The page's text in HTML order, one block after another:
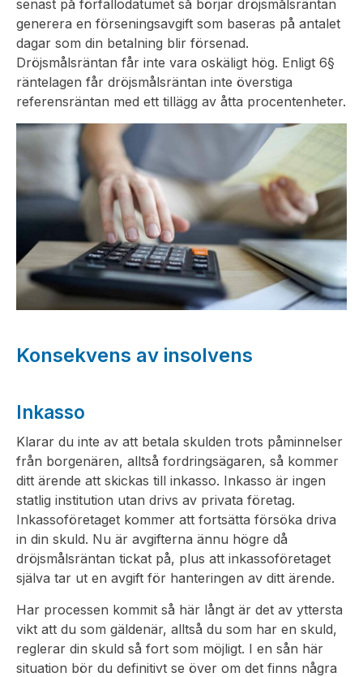
senast på förfallodatumet så börjar dröjsmålsräntan
generera en förseningsavgift som baseras på antalet
dagar som din betalning blir försenad.
Dröjsmålsräntan får inte vara oskäligt hög. Enligt 6§
räntelagen får dröjsmålsräntan inte överstiga
referensräntan med ett tillägg av åtta procentenheter.
Konsekvens av insolvens
Inkasso
Klarar du inte av att betala skulden trots påminnelser
från borgenären, alltså fordringsägaren, så kommer
ditt ärende att skickas till inkasso. Inkasso är ingen
statlig institution utan drivs av privata företag.
Inkassoföretaget kommer att fortsätta försöka driva
in din skuld. Nu är avgifterna ännu högre då
dröjsmålsräntan tickat på, plus att inkassoföretaget
själva tar ut en avgift för hanteringen av ditt ärende.
Har processen kommit så här långt är det av yttersta
vikt att du som gäldenär, alltså du som har en skuld,
reglerar din skuld så fort som möjligt. I en sån här
situation bör du definitivt se över om det finns några